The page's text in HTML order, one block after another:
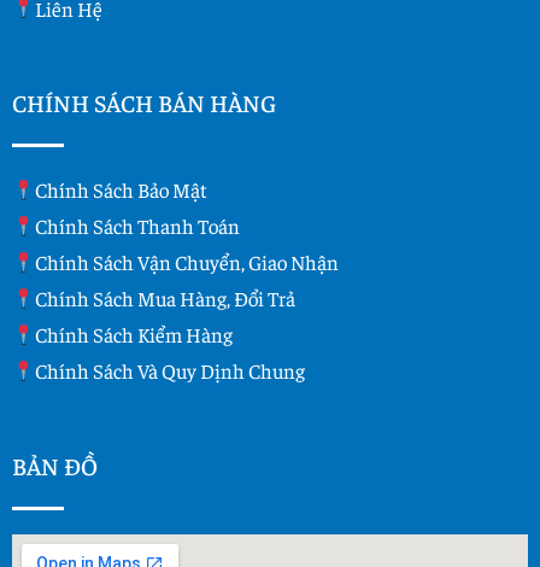
Liên Hệ
CHÍNH SÁCH BÁN HÀNG
Chính Sách Bảo Mật
Chính Sách Thanh Toán
Chính Sách Vận Chuyển, Giao Nhận
Chính Sách Mua Hàng, Đổi Trả
Chính Sách Kiểm Hàng
Chính Sách Và Quy Dịnh Chung
BẢN ĐỒ